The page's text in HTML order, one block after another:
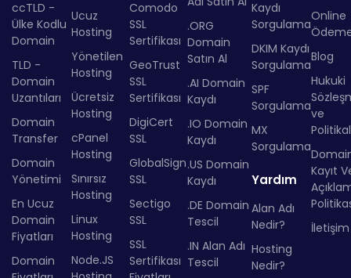
ccTLD -
Ülke Kodlu
Domain
TLD -
Domain
Uzantıları
Domain
Transfer
Domain
Yönetimi
En Ucuz
Domain
Fiyatları
Domain
Ucuz
Hosting
Yönetilen
Hosting
Ücretsiz
Hosting
cPanel
Hosting
Sınırsız
Hosting
Linux
Hosting
Node.JS
Comodo
SSL
Sertifikası
GeoTrust
SSL
Sertifikası
DigiCert
SSL
GlobalSign
SSL
Sectigo
SSL
SSL
Sertifikası
.ORG
Domain
Satın Al
.AI Domain
Kaydı
.IO Domain
Kaydı
.US Domain
Kaydı
.DE Domain
Tescil
.IN Alan Adı
Tescil
Kaydı
Sorgulama
DKIM Kaydı
Sorgulama
SPF
Sorgulama
MX
Sorgulama
Yardım
Alan Adı
Nedir?
Hosting
Nedir?
Online
Blog
Hukuki
ve
Kayıt
İletişim